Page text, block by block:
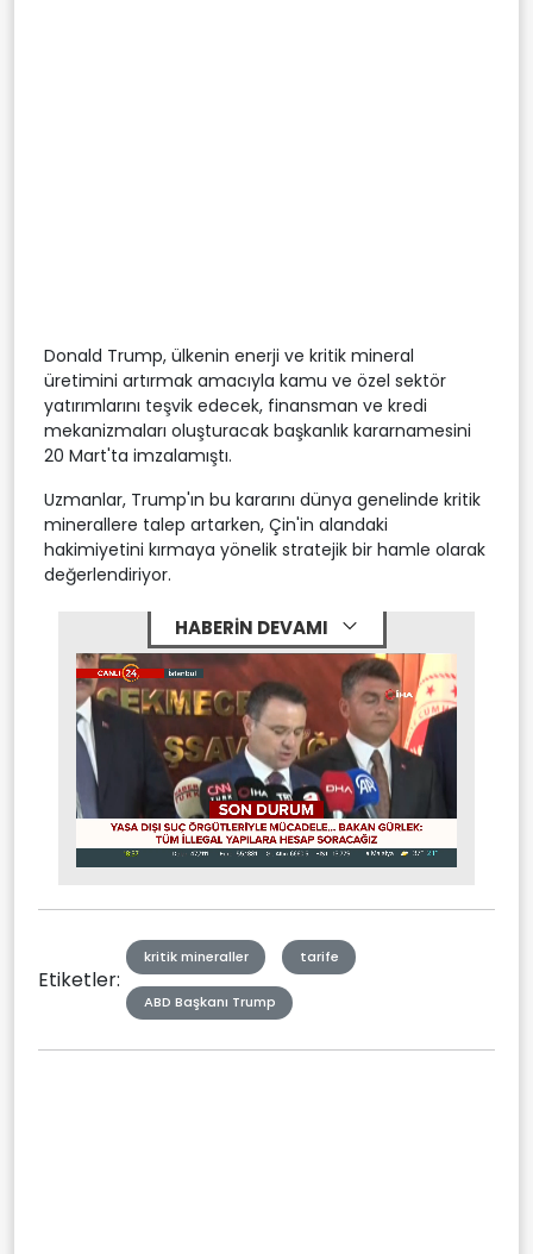
Donald Trump, ülkenin enerji ve kritik mineral
üretimini artırmak amacıyla kamu ve özel sektör
yatırımlarını teşvik edecek, finansman ve kredi
mekanizmaları oluşturacak başkanlık kararnamesini
20 Mart'ta imzalamıştı.
Uzmanlar, Trump'ın bu kararını dünya genelinde kritik
minerallere talep artarken, Çin'in alandaki
hakimiyetini kırmaya yönelik stratejik bir hamle olarak
değerlendiriyor.
HABERİN DEVAMI
Mute Stream
Etiketler:
kritik mineraller tarife
ABD Başkanı Trump